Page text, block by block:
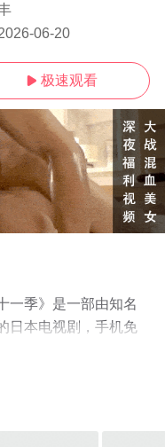
06-20
 极速观看
一季》是一部由知名
日本电视剧，手机免
就上星辰影视，更多